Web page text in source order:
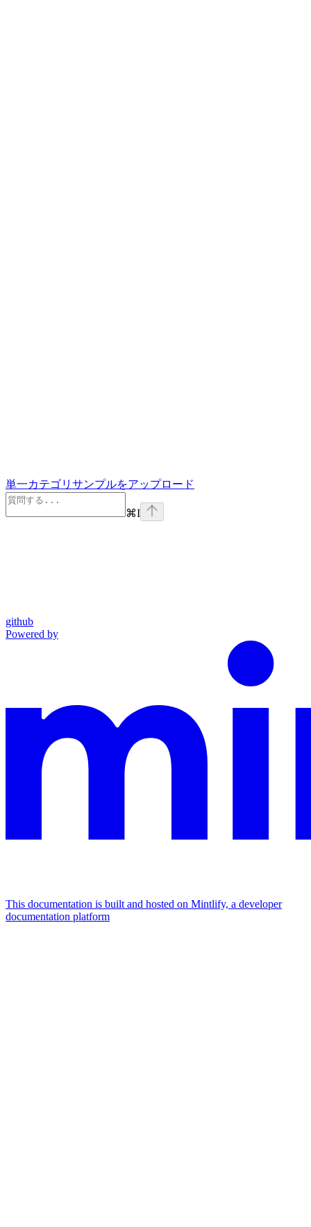
単一カテゴリサンプルをアップロード
⌘I
github
Powered by
This documentation is built and hosted on Mintlify, a developer
documentation platform